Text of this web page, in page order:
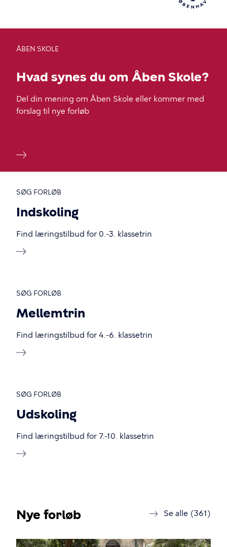
vælge.
ÅBEN SKOLE
Hvad synes du om Åben Skole?
Del din mening om Åben Skole eller kommer med
forslag til nye forløb
SØG FORLØB
Indskoling
Find læringstilbud for 0.-3. klassetrin
SØG FORLØB
Mellemtrin
Find læringstilbud for 4.-6. klassetrin
SØG FORLØB
Udskoling
Find læringstilbud for 7.-10. klassetrin
Nye forløb Se alle (361)